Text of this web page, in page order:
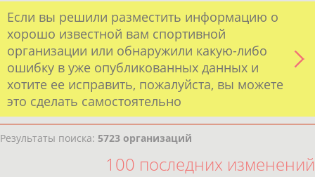
Если вы решили разместить информацию о
хорошо известной вам спортивной
организации или обнаружили какую-либо
ошибку в уже опубликованных данных и
хотите ее исправить, пожалуйста, вы можете
это сделать самостоятельно
Результаты поиска: 5723 организаций
100 последних изменений